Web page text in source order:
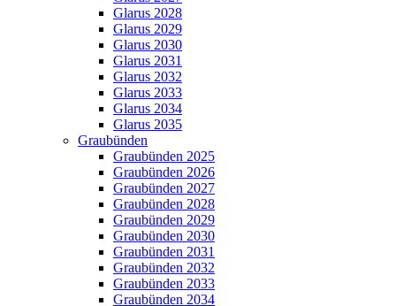
Glarus 2028
Glarus 2029
Glarus 2030
Glarus 2031
Glarus 2032
Glarus 2033
Glarus 2034
Glarus 2035
Graubünden
Graubünden 2025
Graubünden 2026
Graubünden 2027
Graubünden 2028
Graubünden 2029
Graubünden 2030
Graubünden 2031
Graubünden 2032
Graubünden 2033
Graubünden 2034